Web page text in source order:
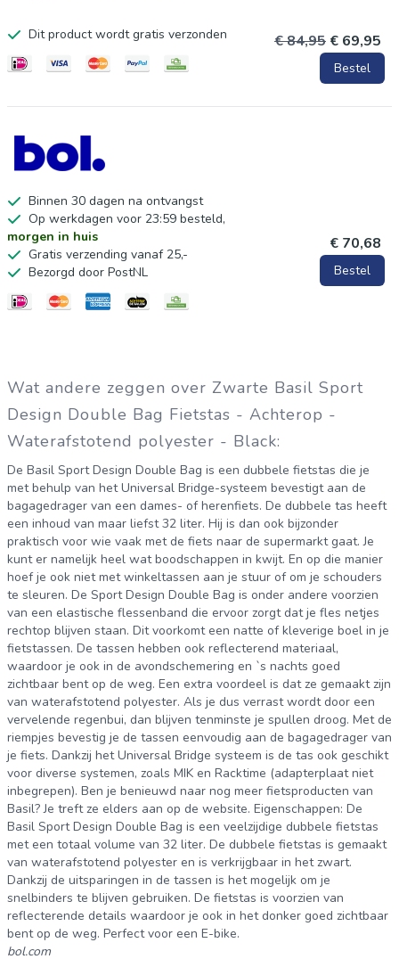
Dit product wordt gratis verzonden € 84,95 € 69,95
Bestel
Binnen 30 dagen na ontvangst
Op werkdagen voor 23:59 besteld,
morgen in huis
Gratis verzending vanaf 25,-
Bezorgd door PostNL
€ 70,68
Bestel
Wat andere zeggen over Zwarte Basil Sport
Design Double Bag Fietstas - Achterop -
Waterafstotend polyester - Black:
De Basil Sport Design Double Bag is een dubbele fietstas die je
met behulp van het Universal Bridge-systeem bevestigt aan de
bagagedrager van een dames- of herenfiets. De dubbele tas heeft
een inhoud van maar liefst 32 liter. Hij is dan ook bijzonder
praktisch voor wie vaak met de fiets naar de supermarkt gaat. Je
kunt er namelijk heel wat boodschappen in kwijt. En op die manier
hoef je ook niet met winkeltassen aan je stuur of om je schouders
te sleuren. De Sport Design Double Bag is onder andere voorzien
van een elastische flessenband die ervoor zorgt dat je fles netjes
rechtop blijven staan. Dit voorkomt een natte of kleverige boel in je
fietstassen. De tassen hebben ook reflecterend materiaal,
waardoor je ook in de avondschemering en `s nachts goed
zichtbaar bent op de weg. Een extra voordeel is dat ze gemaakt zijn
van waterafstotend polyester. Als je dus verrast wordt door een
vervelende regenbui, dan blijven tenminste je spullen droog. Met de
riempjes bevestig je de tassen eenvoudig aan de bagagedrager van
je fiets. Dankzij het Universal Bridge systeem is de tas ook geschikt
voor diverse systemen, zoals MIK en Racktime (adapterplaat niet
inbegrepen). Ben je benieuwd naar nog meer fietsproducten van
Basil? Je treft ze elders aan op de website. Eigenschappen: De
Basil Sport Design Double Bag is een veelzijdige dubbele fietstas
met een totaal volume van 32 liter. De dubbele fietstas is gemaakt
van waterafstotend polyester en is verkrijgbaar in het zwart.
Dankzij de uitsparingen in de tassen is het mogelijk om je
snelbinders te blijven gebruiken. De fietstas is voorzien van
reflecterende details waardoor je ook in het donker goed zichtbaar
bent op de weg. Perfect voor een E-bike.
bol.com